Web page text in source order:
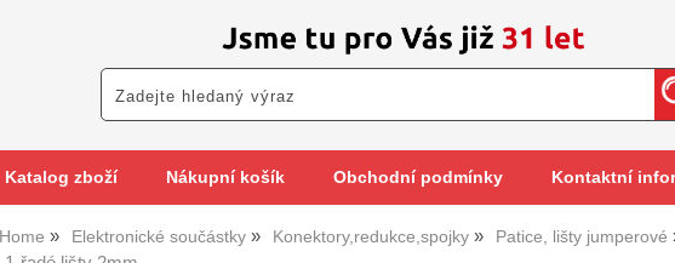
Katalog zboží Nákupní košík Obchodní podmínky Kontaktní
Home Elektronické součástky Konektory,redukce,spojky Patice, lišty jumperové